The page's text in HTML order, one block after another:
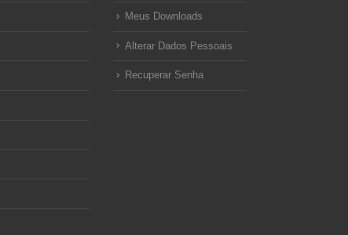
Meus Downloads
Alterar Dados Pessoais
Recuperar Senha